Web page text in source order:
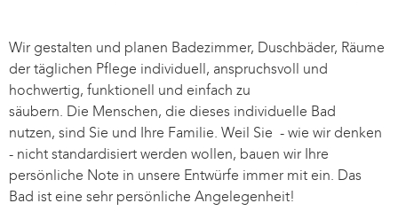
Wir gestalten und planen Badezimmer, Duschbäder, Räume
der täglichen Pflege individuell, anspruchsvoll und
hochwertig, funktionell und einfach zu
säubern. Die Menschen, die dieses individuelle Bad
nutzen, sind Sie und Ihre Familie. Weil Sie - wie wir denken
- nicht standardisiert werden wollen, bauen wir Ihre
persönliche Note in unsere Entwürfe immer mit ein. Das
Bad ist eine sehr persönliche Angelegenheit!